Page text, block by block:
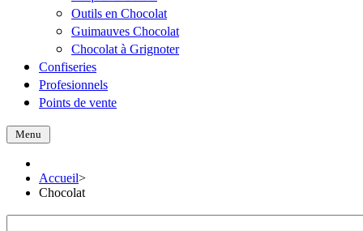
Outils en Chocolat
Guimauves Chocolat
Chocolat à Grignoter
Confiseries
Profesionnels
Points de vente
Menu
Accueil>
Chocolat